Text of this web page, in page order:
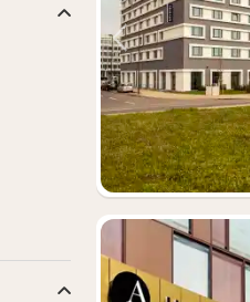
Vorige foto